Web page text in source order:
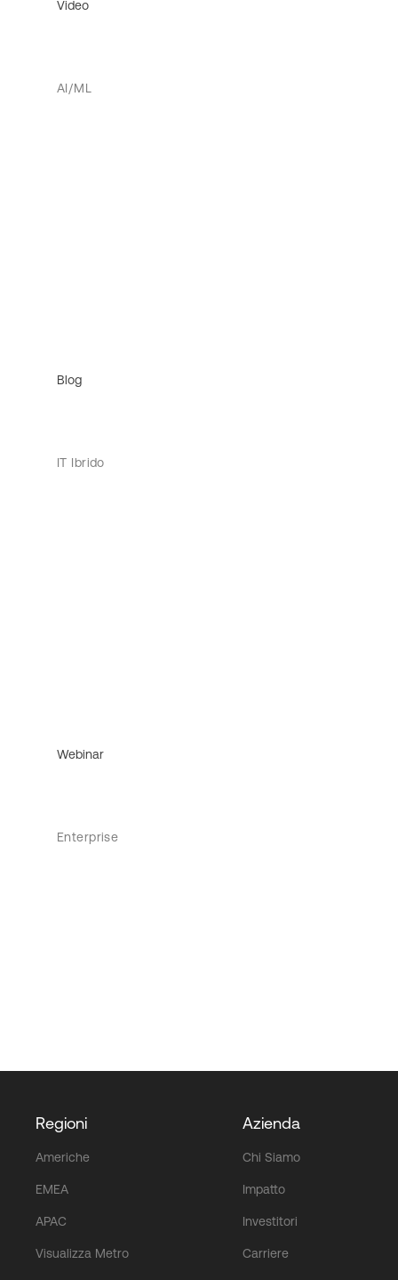
Video
AI/ML
Blog
IT Ibrido
Webinar
Enterprise
Regioni
Americhe
EMEA
APAC
Visualizza Metro
Azienda
Chi Siamo
Impatto
Investitori
Carriere